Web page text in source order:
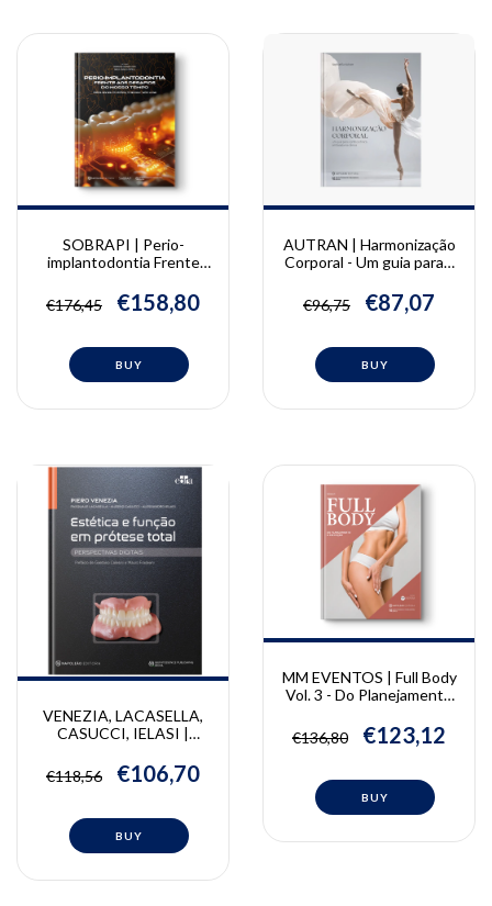
SOBRAPI | Perio-
implantodontia Frente
Tempo
€176,45 €158,80
AUTRAN | Harmonização
Corporal - Um guia para a
na ciência | Raphaella
Autran
€96,75 €87,07
VENEZIA, LACASELLA,
CASUCCI, IELASI |
Prótese Total -
Perspectivas Digitais |
Lacasella, Alessio
Casucci, Alessandro
Ielasi
€118,56 €106,70
MM EVENTOS | Full Body
Vol. 3 - Do Planejamento
€136,80
€123,12